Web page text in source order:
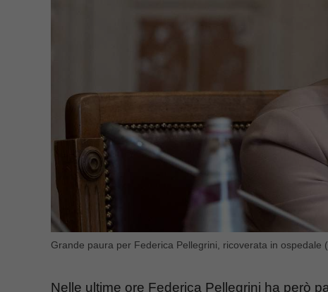
Grande paura per Federica Pellegrini, ricoverata in ospedale
Nelle ultime ore Federica Pellegrini ha però